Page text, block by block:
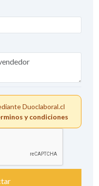
Duoclaboral.cl
y condiciones